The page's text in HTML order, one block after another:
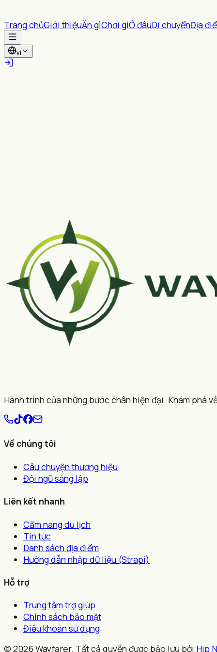
Trang chủGiới thiệuĂn gìChơi gìỞ đâuDi chuyểnĐịa
vi
Hành trình của những bước chân hiện đại. Khám phá
Về chúng tôi
Câu chuyện thương hiệu
Đội ngũ sáng lập
Liên kết nhanh
Cẩm nang du lịch
Tin tức
Danh sách địa điểm
Hướng dẫn nhập dữ liệu (Strapi)
Hỗ trợ
Trung tâm trợ giúp
Chính sách bảo mật
Điều khoản sử dụng
© 2026 Wayfarer. Tất cả quyền được bảo lưu bởi Hip